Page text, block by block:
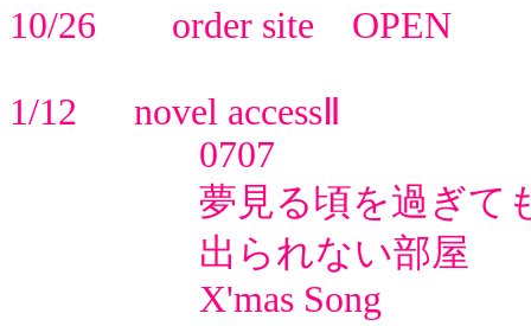
10/26 order site OPEN
1/12 novel accessⅡ
0707
夢見る頃を過ぎて
出られない部屋
X'mas Song